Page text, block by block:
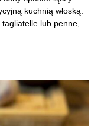
kuchnią włoską.
lub penne,